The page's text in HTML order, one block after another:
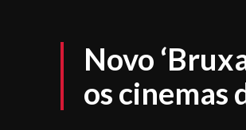
Novo
os cinemas